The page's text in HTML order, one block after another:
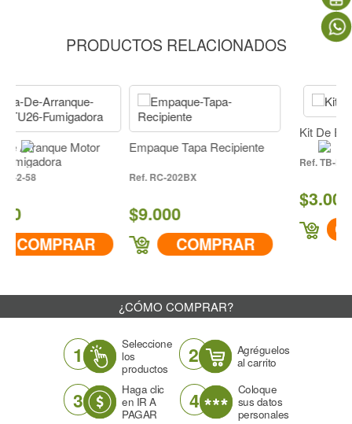
IR A COMPRAR
PRODUCTOS RELACIONADOS
Motor
Empaque Tapa Recipiente
RC-202BX
$9.000
COMPRAR
Kit De Empaques
TB-K2X
$3.000
¿CÓMO COMPRAR?
1
Seleccione
los
productos
2
Agréguelos
al carrito
3
Haga clic
en IR A
PAGAR
4
Coloque
sus datos
personales